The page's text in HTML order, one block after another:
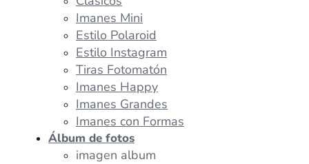
Imanes Mini
Estilo Polaroid
Estilo Instagram
Tiras Fotomatón
Imanes Happy
Imanes Grandes
Imanes con Formas
Álbum de fotos
imagen album